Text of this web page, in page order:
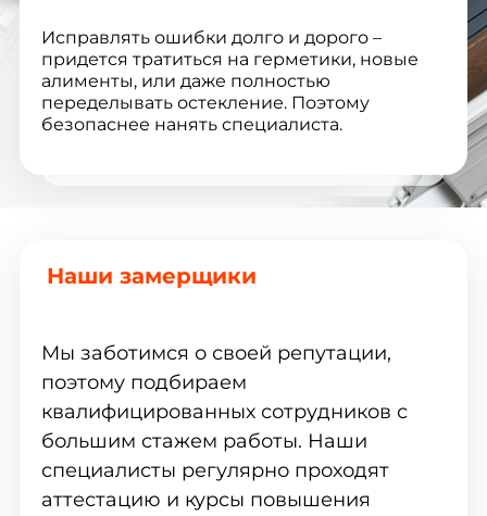
Исправлять ошибки долго и дорого –
придется тратиться на герметики, новые
алименты, или даже полностью
переделывать остекление. Поэтому
безопаснее нанять специалиста.
Наши замерщики
Мы заботимся о своей репутации,
поэтому подбираем
квалифицированных сотрудников с
большим стажем работы. Наши
специалисты регулярно проходят
аттестацию и курсы повышения